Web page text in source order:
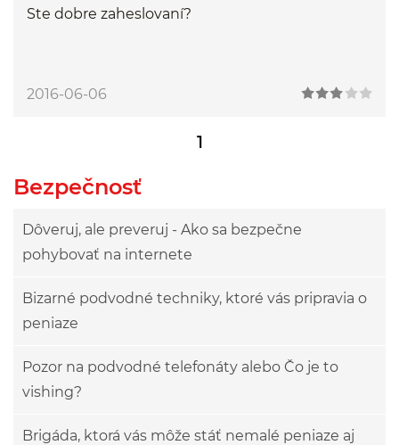
Ste dobre zaheslovaní?
2016-06-06
1
Bezpečnosť
Dôveruj, ale preveruj - Ako sa bezpečne
pohybovať na internete
Bizarné podvodné techniky, ktoré vás pripravia o
peniaze
Pozor na podvodné telefonáty alebo Čo je to
vishing?
Brigáda, ktorá vás môže stáť nemalé peniaze aj